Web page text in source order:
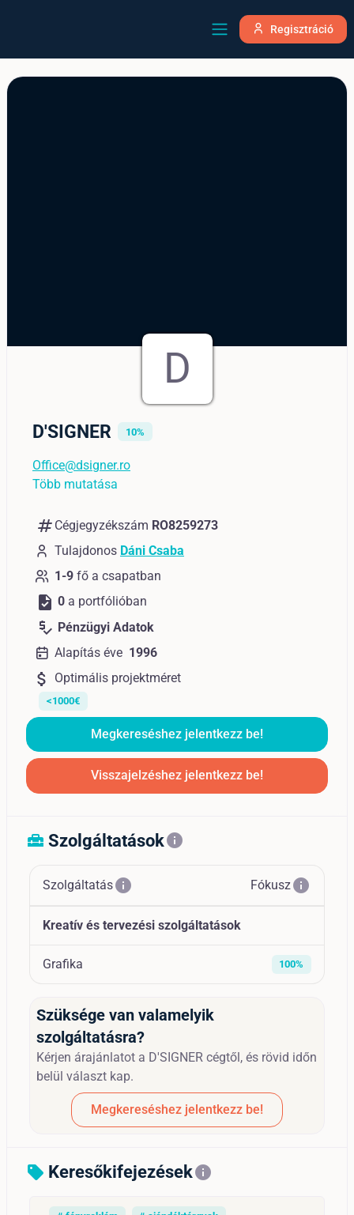
Regisztráció
D
D'SIGNER 10%
Office@dsigner.ro
Több mutatása
numbers Cégjegyzékszám RO8259273
Tulajdonos Dáni Csaba
1-9 fő a csapatban
task 0 a portfólióban
price_check Pénzügyi Adatok
Alapítás éve 1996
attach_money Optimális projektméret
<1000€
Megkereséshez jelentkezz be!
Visszajelzéshez jelentkezz be!
home_repair_service Szolgáltatásokinfo
Szolgáltatásinfo Fókuszinfo
Kreatív és tervezési szolgáltatások
Grafika 100%
Szüksége van valamelyik
szolgáltatásra?
Kérjen árajánlatot a D'SIGNER cégtől, és rövid időn
belül választ kap.
Megkereséshez jelentkezz be!
sell Keresőkifejezésekinfo